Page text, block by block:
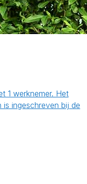
1 werknemer. Het
is ingeschreven bij de